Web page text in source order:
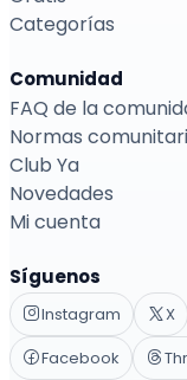
Categorías
Comunidad
FAQ de la
Normas
Club Ya
Novedades
Mi cuenta
Síguenos
Instagram
X
Facebook